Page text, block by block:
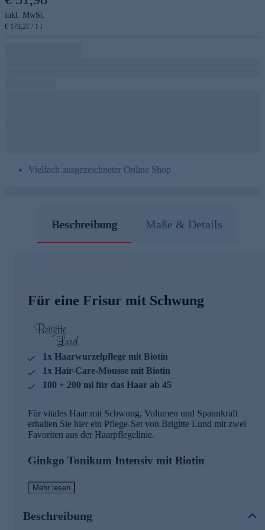
inkl. MwSt.
€ 173,27 / 1 l
Vielfach ausgezeichneter Online Shop
Beschreibung Maße & Details
Für eine Frisur mit Schwung
1x Haarwurzelpflege mit Biotin
1x Hair-Care-Mousse mit Biotin
100 + 200 ml für das Haar ab 45
Für vitales Haar mit Schwung, Volumen und Spannkraft
erhalten Sie hier ein Pflege-Set von Brigitte Lund mit zwei
Favoriten aus der Haarpflegelinie.
Ginkgo Tonikum Intensiv mit Biotin
Phyto Stammzellen von Ginkgo Biloba stärken die
Hauteigenen Stammzellen auf der Kopfhaut und wirken
Biotin ist eine Haarwurzelpflege für das kraftlose, dünner
werdende Haar ab 40 oder zur
Mehr lesen
Beschreibung